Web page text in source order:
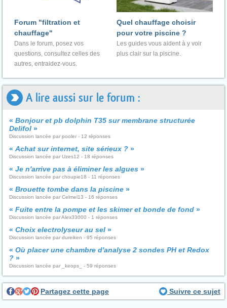
Forum "filtration et
chauffage"
Dans le forum, posez vos
questions, consultez celles des
autres, entraidez-vous.
Quel chauffage choisir
pour votre piscine ?
Les guides vous aident à y voir
plus clair sur la piscine.
A lire aussi sur le forum :
« Bonjour et pb dolphin T35 sur membrane structurée
Delifol »
Discussion lancée par pooler - 12 réponses
« Achat sur internet, site sérieux ? »
Discussion lancée par Uzes12 - 18 réponses
« Je n'arrive pas à éliminer les algues »
Discussion lancée par choupie18 - 11 réponses
« Brouette tombe dans la piscine »
Discussion lancée par Celmel13 - 16 réponses
« Fuite entre la pompe et les skimer et bonde de fond »
Discussion lancée par Alex33000 - 1 réponses
« Choix electrolyseur au sel »
Discussion lancée par dureiken - 95 réponses
« Où placer une chambre d'analyse 2 sondes PH et Redox
? »
Discussion lancée par _keops_ - 59 réponses
Partagez cette page Suivre ce sujet